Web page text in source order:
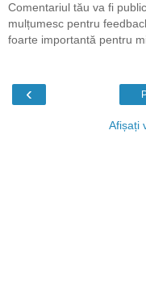
Comentariul tău va fi
mulțumesc pentru
foarte importantă pentru
‹
Afișați